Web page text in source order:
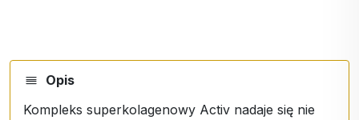
Opis
Kompleks superkolagenowy Activ nadaje się nie